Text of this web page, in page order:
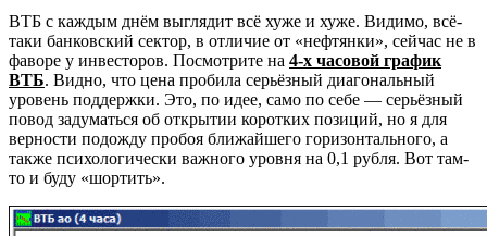
ВТБ с каждым днём выглядит всё хуже и хуже. Видимо, всё-
таки банковский сектор, в отличие от «нефтянки», сейчас не в
фаворе у инвесторов. Посмотрите на 4-х часовой график
ВТБ. Видно, что цена пробила серьёзный диагональный
уровень поддержки. Это, по идее, само по себе — серьёзный
повод задуматься об открытии коротких позиций, но я для
верности подожду пробоя ближайшего горизонтального, а
также психологически важного уровня на 0,1 рубля. Вот там-
то и буду «шортить».